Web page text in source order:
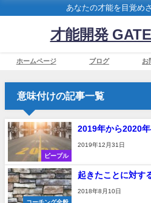
あなたの才能を目覚め
才能開発
ホームページ ブログ お
意味付けの記事一覧
ピープル
2019年から2020
2019年12月31日
起きたことに対す
2018年8月10日